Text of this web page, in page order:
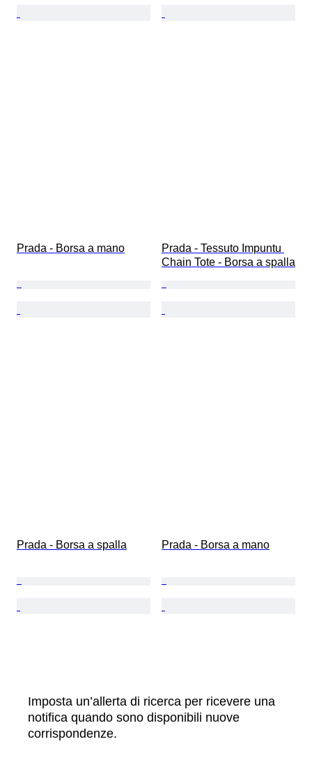
Prada - Borsa a mano
Prada - Tessuto Impuntu
Chain Tote - Borsa a spalla
Prada - Borsa a spalla Prada - Borsa a mano
Imposta un’allerta di ricerca per ricevere una
notifica quando sono disponibili nuove
corrispondenze.